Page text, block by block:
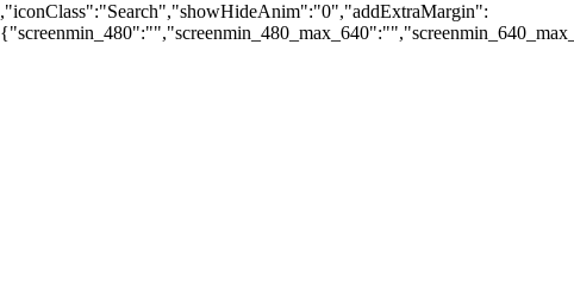
,"iconClass":"Search","showHideAnim":"0","addExtraMargin":